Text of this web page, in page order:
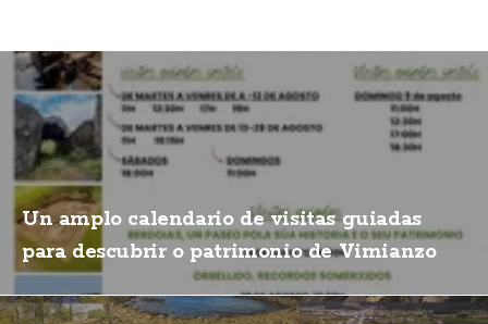
Un amplo calendario de visitas guiadas
para descubrir o patrimonio de Vimianzo